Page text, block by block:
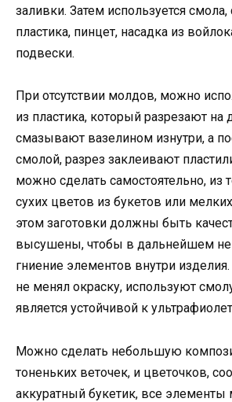
заливки. Затем используется смола,
пластика, пинцет, насадка из
подвески.
При отсутствии молдов, можно
из пластика, который разрезают на
смазывают вазелином изнутри, а
смолой, разрез заклеивают
можно сделать самостоятельно, из
сухих цветов из букетов или
этом заготовки должны быть
высушены, чтобы в дальнейшем не
гниение элементов внутри
не менял окраску, используют
является устойчивой к
Можно сделать небольшую
тоненьких веточек, и цветочков,
аккуратный букетик, все